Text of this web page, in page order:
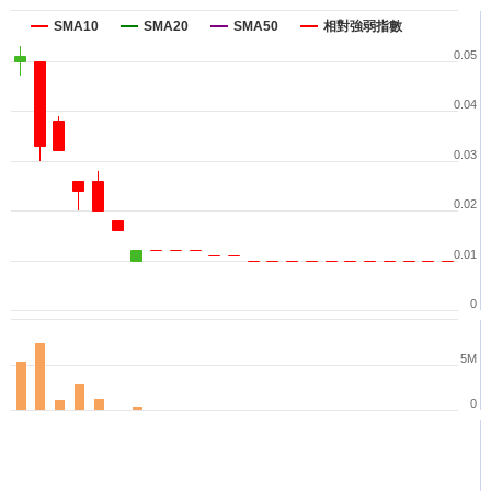
SMA10 SMA20 SMA50 相對強弱指數
0
0.01
0.02
0.03
0.04
0.05
0
5M